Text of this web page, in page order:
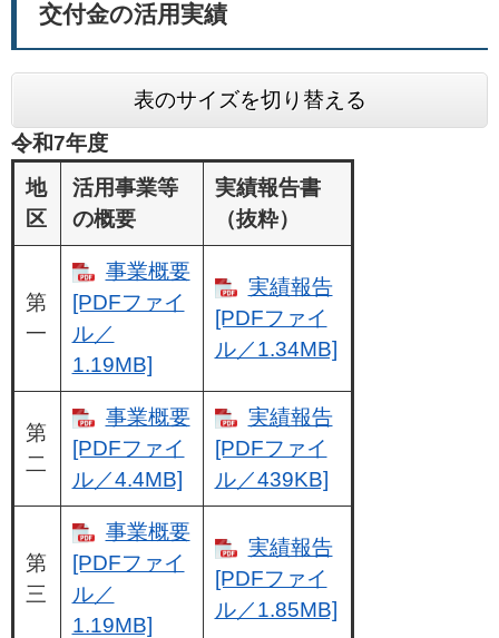
交付金の活用実績
表のサイズを切り替える
令和7年度
地
区
活用事業等
の概要
実績報告書
（抜粋）
第
一
事業概要
[PDFファイ
ル／
1.19MB]
実績報告
[PDFファイ
ル／1.34MB]
第
二
事業概要
[PDFファイ
ル／4.4MB]
実績報告
[PDFファイ
ル／439KB]
第
三
事業概要
[PDFファイ
ル／
1.19MB]
実績報告
[PDFファイ
ル／1.85MB]